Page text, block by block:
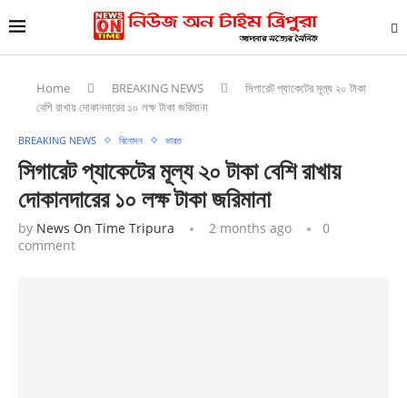
Home BREAKING NEWS
সিগারেট প্যাকেটের মূল্য ২০ টাকা
বেশি রাখায় দোকানদারের ১০ লক্ষ টাকা জরিমানা
BREAKING NEWS বিনোদন ভারত
সিগারেট প্যাকেটের মূল্য ২০ টাকা বেশি রাখায়
দোকানদারের ১০ লক্ষ টাকা জরিমানা
by News On Time Tripura 2 months ago
0
comment